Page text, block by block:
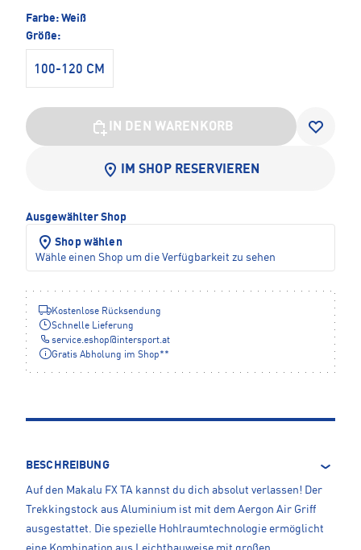
Farbe: Weiß
Größe:
100-120 CM
IN DEN WARENKORB
IM SHOP RESERVIEREN
Ausgewählter Shop
Shop wählen
Wähle einen Shop um die Verfügbarkeit zu sehen
Kostenlose Rücksendung
Schnelle Lieferung
service.eshop@intersport.at
Gratis Abholung im Shop**
BESCHREIBUNG
Auf den Makalu FX TA kannst du dich absolut verlassen! Der
Trekkingstock aus Aluminium ist mit dem Aergon Air Griff
ausgestattet. Die spezielle Hohlraumtechnologie ermöglicht